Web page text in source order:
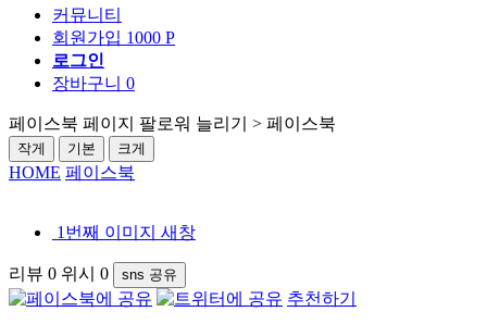
커뮤니티
회원가입 1000 P
로그인
장바구니 0
페이스북 페이지 팔로워 늘리기 > 페이스북
작게 기본 크게
HOME 페이스북
1번째 이미지 새창
리뷰 0 위시 0 sns 공유
추천하기